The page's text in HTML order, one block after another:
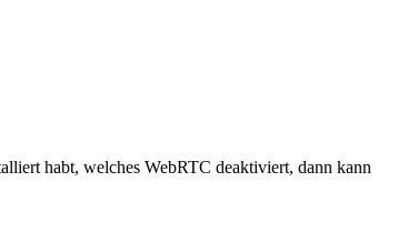
habt, welches WebRTC deaktiviert, dann kann